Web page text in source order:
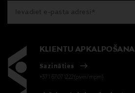
KLIENTU APKALPOŠANA
Sazināties
+371 67071222(pvm/mpm)